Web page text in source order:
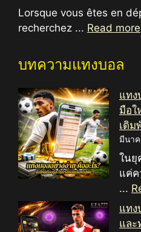
Lorsque vous êtes en
recherchez ... Read more
บทความแทงบอล
แทง
มือใ
เดิม
มีนา
ในยุ
แค่ค
...
แทง
และ